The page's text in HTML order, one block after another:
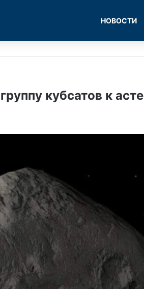
НОВОСТИ
кубсатов к